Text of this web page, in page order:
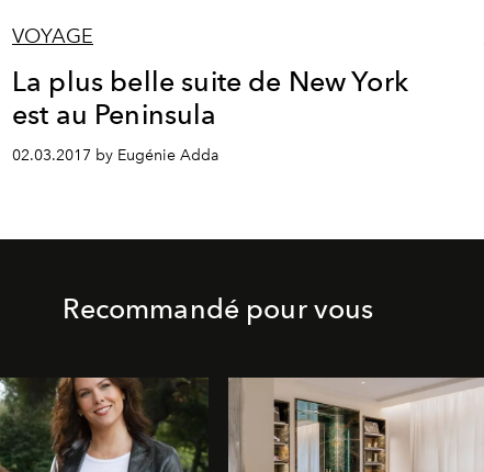
VOYAGE
La plus belle suite de New York
est au Peninsula
02.03.2017 by Eugénie Adda
Recommandé pour vous